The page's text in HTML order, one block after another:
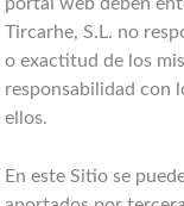
portal web deben
Tircarhe, S.L. no
o exactitud de los
responsabilidad con
ellos.
En este Sitio se